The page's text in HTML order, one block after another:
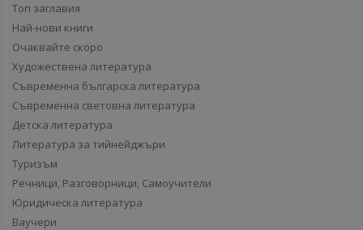
Топ заглавия
Най-нови книги
Очаквайте скоро
Художествена литература
Съвременна българска литература
Съвременна световна литература
Детска литература
Литература за тийнейджъри
Туризъм
Речници, Разговорници, Самоучители
Юридическа литература
Ваучери